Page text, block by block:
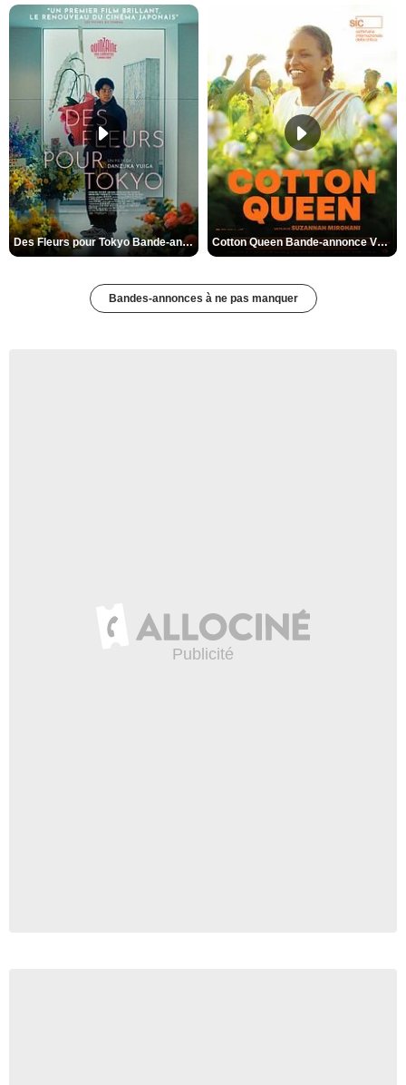
Des Fleurs pour Tokyo Bande-annonce VO STFR Cotton Queen Bande-annonce VO STFR
Bandes-annonces à ne pas manquer